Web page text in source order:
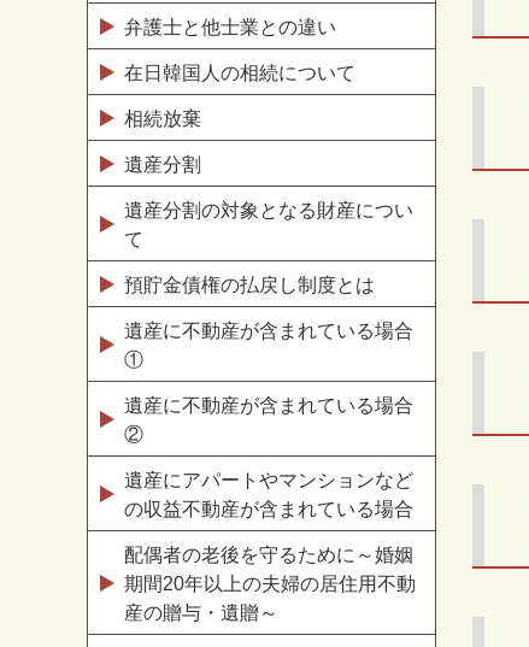
弁護士と他士業との違い
在日韓国人の相続について
相続放棄
遺産分割
遺産分割の対象となる財産につい
て
預貯金債権の払戻し制度とは
遺産に不動産が含まれている場合
①
遺産に不動産が含まれている場合
②
遺産にアパートやマンションなど
の収益不動産が含まれている場合
配偶者の老後を守るために～婚姻
期間20年以上の夫婦の居住用不動
産の贈与・遺贈～